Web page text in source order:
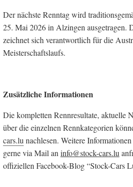
Der nächste Renntag wird
25. Mai 2026 in Alzingen ausgetragen.
zeichnet sich verantwortlich für die
Meisterschaftslaufs.
Zusätzliche Informationen
Die kompletten Rennresultate, aktuelle
über die einzelnen Rennkategorien
cars.lu nachlesen. Weitere
gerne via Mail an info@stock-cars.lu
offiziellen Facebook-Blog “Stock-Cars